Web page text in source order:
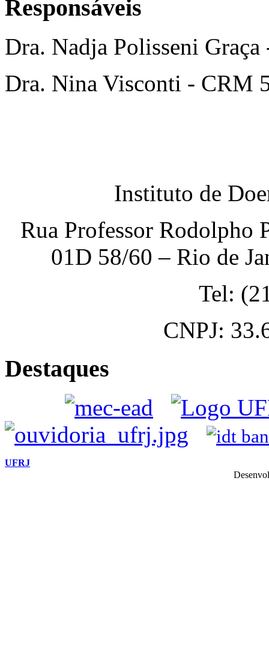
Responsáveis
Dra. Nadja Polisseni
Dra. Nina Visconti - CRM
Instituto de
Rua Professor Rodolpho
01D 58/60 – Rio de
Tel:
CNPJ:
Destaques
UFRJ